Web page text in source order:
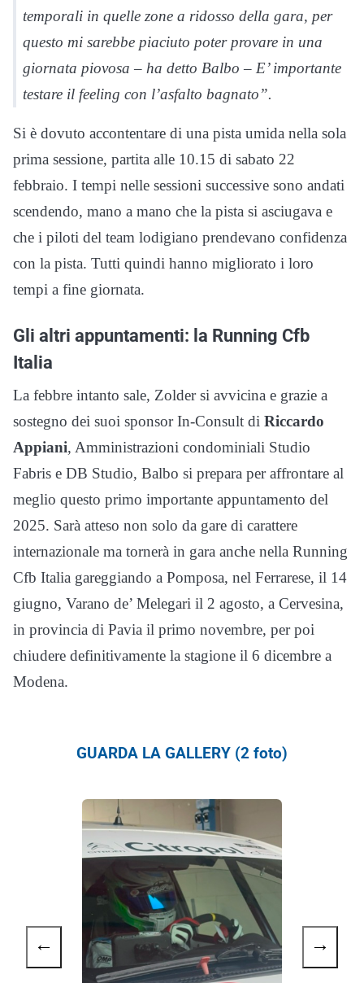
temporali in quelle zone a ridosso della gara, per
questo mi sarebbe piaciuto poter provare in una
giornata piovosa – ha detto Balbo – E’ importante
testare il feeling con l’asfalto bagnato”.
Si è dovuto accontentare di una pista umida nella sola
prima sessione, partita alle 10.15 di sabato 22
febbraio. I tempi nelle sessioni successive sono andati
scendendo, mano a mano che la pista si asciugava e
che i piloti del team lodigiano prendevano confidenza
con la pista. Tutti quindi hanno migliorato i loro
tempi a fine giornata.
Gli altri appuntamenti: la Running Cfb
Italia
La febbre intanto sale, Zolder si avvicina e grazie a
sostegno dei suoi sponsor In-Consult di Riccardo
Appiani, Amministrazioni condominiali Studio
Fabris e DB Studio, Balbo si prepara per affrontare al
meglio questo primo importante appuntamento del
2025. Sarà atteso non solo da gare di carattere
internazionale ma tornerà in gara anche nella Running
Cfb Italia gareggiando a Pomposa, nel Ferrarese, il 14
giugno, Varano de’ Melegari il 2 agosto, a Cervesina,
in provincia di Pavia il primo novembre, per poi
chiudere definitivamente la stagione il 6 dicembre a
Modena.
GUARDA LA GALLERY (2 foto)
← →